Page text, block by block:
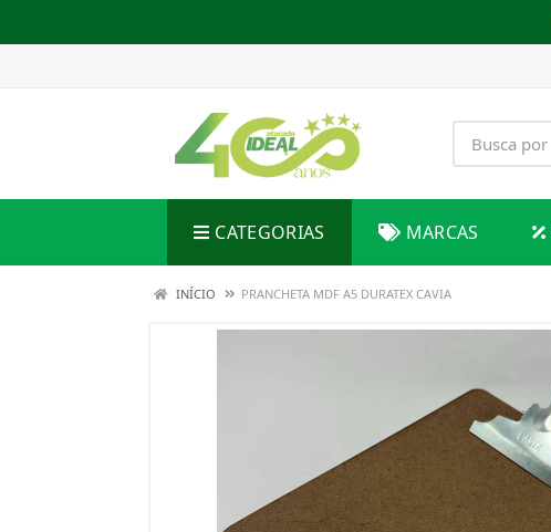
CATEGORIAS MARCAS
INÍCIO PRANCHETA MDF A5 DURATEX CAVIA